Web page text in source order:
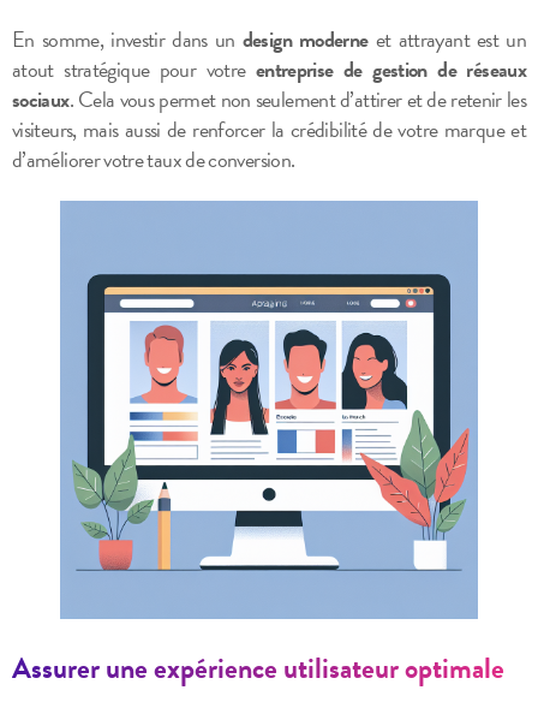
En somme, investir dans un design moderneet attrayant est un
atout stratégique pour votre entreprise de gestion de réseaux
sociaux. Cela vous permet non seulement d’attirer et de retenir les
visiteurs, mais aussi de renforcer la crédibilité de votre marque et
d’améliorer votre taux de conversion.
Assurer une expérience utilisateur optimale